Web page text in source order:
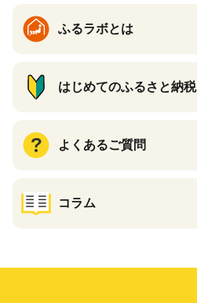
ふるラボとは
はじめてのふるさと納税
よくあるご質問
コラム